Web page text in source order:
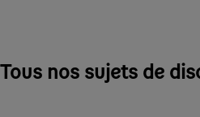
Tous nos sujets de